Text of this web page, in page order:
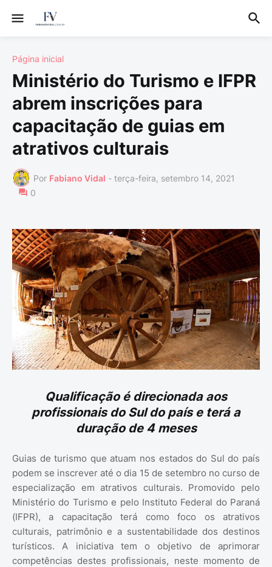
Página inicial
Ministério do Turismo e IFPR
abrem inscrições para
capacitação de guias em
atrativos culturais
Por Fabiano Vidal - terça-feira, setembro 14, 2021
0
Qualificação é direcionada aos
profissionais do Sul do país e terá a
duração de 4 meses
Guias de turismo que atuam nos estados do Sul do país
podem se inscrever até o dia 15 de setembro no curso de
especialização em atrativos culturais. Promovido pelo
Ministério do Turismo e pelo Instituto Federal do Paraná
(IFPR), a capacitação terá como foco os atrativos
culturais, patrimônio e a sustentabilidade dos destinos
turísticos. A iniciativa tem o objetivo de aprimorar
competências destes profissionais, neste momento de